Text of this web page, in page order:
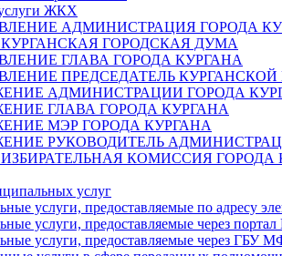
ЖКХ
АДМИНИСТРАЦИЯ ГОРОДА
ГОРОДСКАЯ ДУМА
ГЛАВА ГОРОДА КУРГАНА
ПРЕДСЕДАТЕЛЬ
АДМИНИСТРАЦИИ ГОРОДА
ГЛАВА ГОРОДА КУРГАНА
МЭР ГОРОДА КУРГАНА
РУКОВОДИТЕЛЬ
КОМИССИЯ ГОРОДА
услуг
услуги, предоставляемые по адресу
услуги, предоставляемые через портал
услуги, предоставляемые через ГБУ